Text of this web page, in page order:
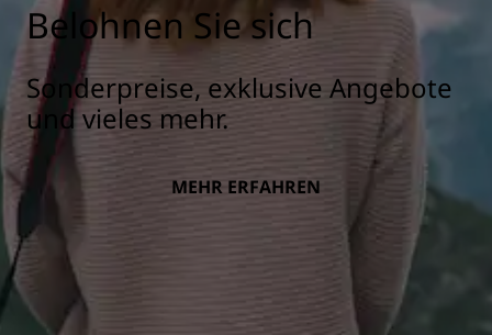
Belohnen Sie sich
Sonderpreise, exklusive Angebote
und vieles mehr.
MEHR ERFAHREN